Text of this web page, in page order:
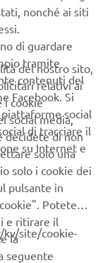
Bike Expo
NORD EXT
DEL
(PG) | RADUNO
nonché ai siti
di guardare
tramite
contenuti del
Facebook. Si
social
di tracciare il
su Internet e
del nostro sito,
relativi ai
i cookie
social media,
decidete di non
solo una
solo i cookie dei
pulsante in
Potete
e ritirare il
la
seguente
site/cookie-